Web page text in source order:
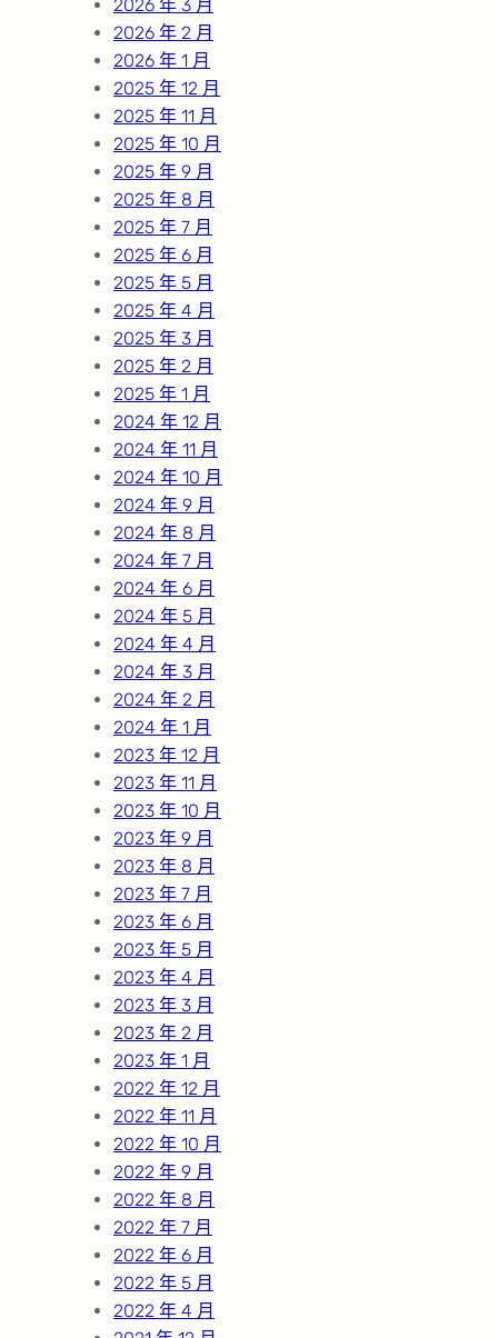
2026 年 3 月
2026 年 2 月
2026 年 1 月
2025 年 12 月
2025 年 11 月
2025 年 10 月
2025 年 9 月
2025 年 8 月
2025 年 7 月
2025 年 6 月
2025 年 5 月
2025 年 4 月
2025 年 3 月
2025 年 2 月
2025 年 1 月
2024 年 12 月
2024 年 11 月
2024 年 10 月
2024 年 9 月
2024 年 8 月
2024 年 7 月
2024 年 6 月
2024 年 5 月
2024 年 4 月
2024 年 3 月
2024 年 2 月
2024 年 1 月
2023 年 12 月
2023 年 11 月
2023 年 10 月
2023 年 9 月
2023 年 8 月
2023 年 7 月
2023 年 6 月
2023 年 5 月
2023 年 4 月
2023 年 3 月
2023 年 2 月
2023 年 1 月
2022 年 12 月
2022 年 11 月
2022 年 10 月
2022 年 9 月
2022 年 8 月
2022 年 7 月
2022 年 6 月
2022 年 5 月
2022 年 4 月